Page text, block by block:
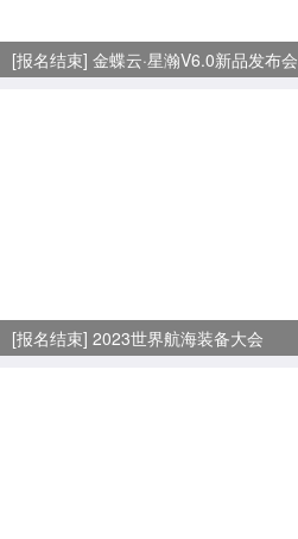
[报名结束] 金蝶云·星瀚V6.0新品发布会
[报名结束] 2023世界航海装备大会